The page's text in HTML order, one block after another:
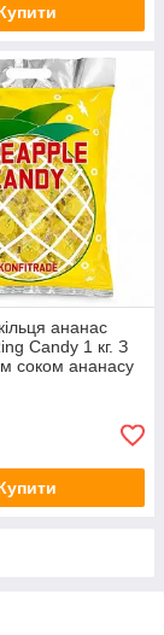
ананас
Candy 1 кг. З
соком ананасу